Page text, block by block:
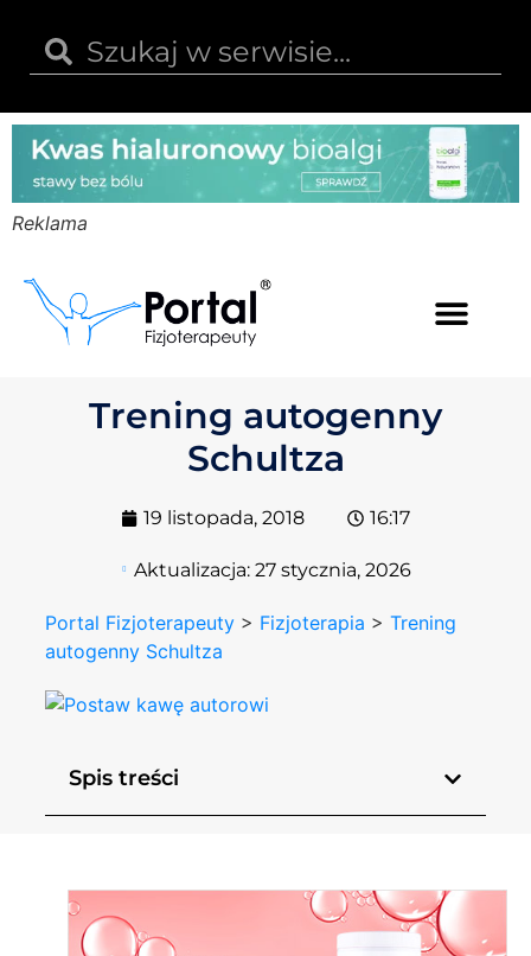
Reklama
Trening autogenny
Schultza
19 listopada, 2018 16:17
Aktualizacja: 27 stycznia, 2026
Portal Fizjoterapeuty > Fizjoterapia >Trening
autogenny Schultza
Spis treści